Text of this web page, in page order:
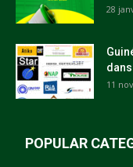
28
11
POPULAR